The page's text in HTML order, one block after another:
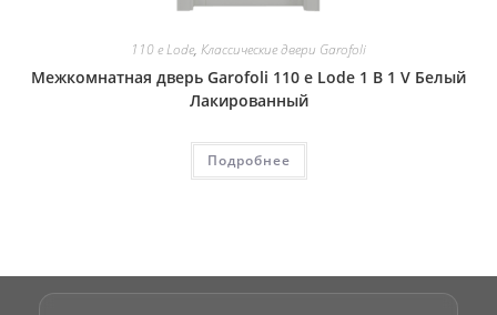
110 e Lode, Классические двери Garofoli
Межкомнатная дверь Garofoli 110 e Lode 1 B 1 V Белый
Лакированный
Подробнее